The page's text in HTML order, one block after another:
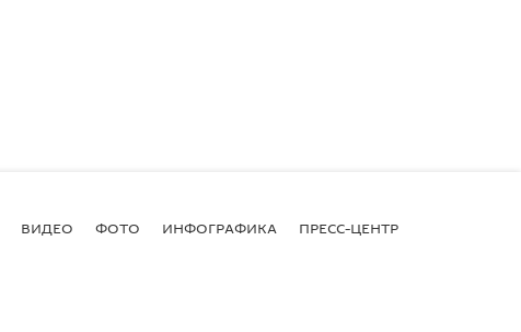
ВИДЕО ФОТО ИНФОГРАФИКА ПРЕСС-ЦЕНТР